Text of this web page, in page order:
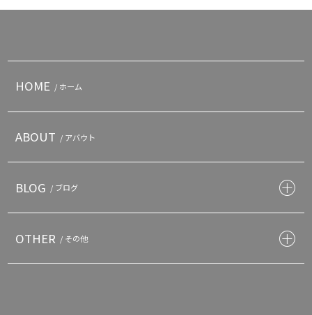
HOME / ホーム
ABOUT / アバウト
BLOG / ブログ
OTHER / その他